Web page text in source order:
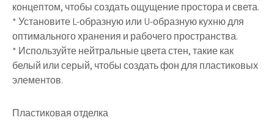
концептом, чтобы создать ощущение простора и света.
* Установите L-образную или U-образную кухню для
оптимального хранения и рабочего пространства.
* Используйте нейтральные цвета стен, такие как
белый или серый, чтобы создать фон для пластиковых
элементов.
Пластиковая отделка